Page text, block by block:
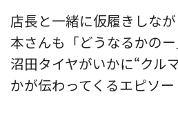
店長と一緒に仮履きしな
本さんも「どうなるかのー
沼田タイヤがいかに“クル
かが伝わってくるエピソー